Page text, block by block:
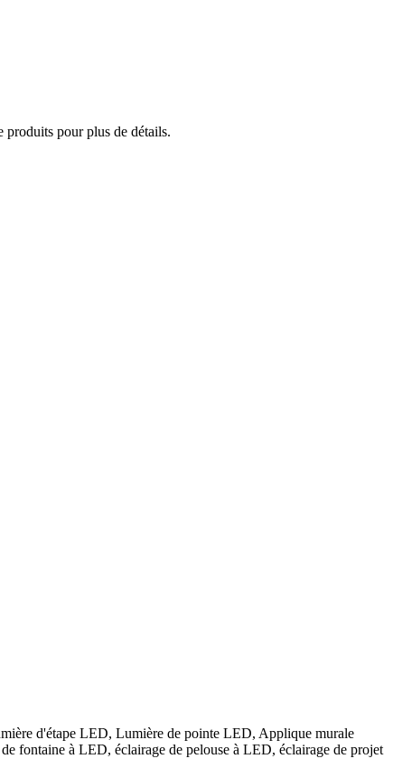
pour plus de détails.
d'étape LED, Lumière de pointe LED, Applique murale
fontaine à LED, éclairage de pelouse à LED, éclairage de projet